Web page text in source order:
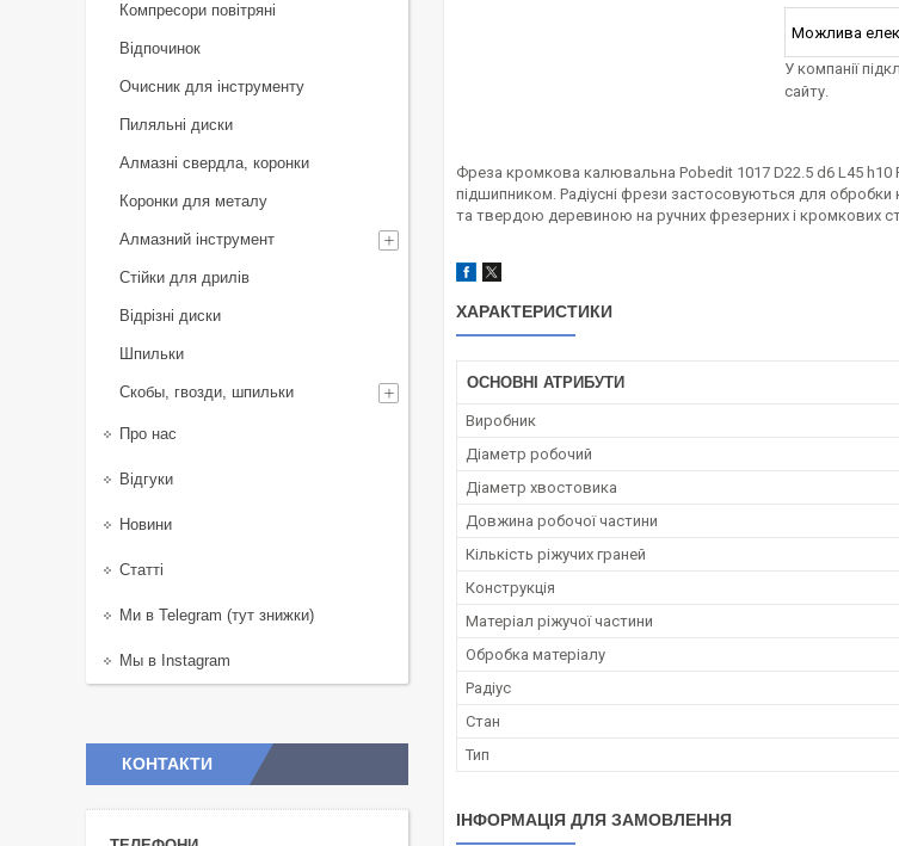
У компанії
сайту.
Фреза кромкова калювальна Pobedit 1017 D22.5 d6 L45
підшипником. Радіусні фрези застосовуються для
та твердою деревиною на ручних фрезерних і кромкових
ХАРАКТЕРИСТИКИ
ОСНОВНІ АТРИБУТИ
Виробник
Діаметр робочий
Діаметр хвостовика
Довжина робочої частини
Кількість ріжучих граней
Конструкція
Матеріал ріжучої частини
Обробка матеріалу
Радіус
Стан
Тип
ІНФОРМАЦІЯ ДЛЯ ЗАМОВЛЕННЯ
Компресори повітряні
Відпочинок
Очисник для інструменту
Пиляльні диски
Алмазні свердла, коронки
Коронки для металу
Алмазний інструмент
Стійки для дрилів
Відрізні диски
Шпильки
Скобы, гвозди, шпильки
Про нас
Відгуки
Новини
Статті
Ми в Telegram (тут знижки)
Мы в Instagram
КОНТАКТИ